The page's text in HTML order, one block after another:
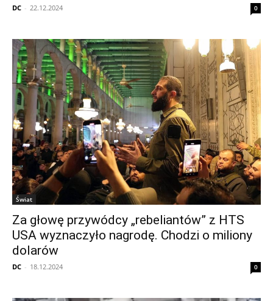
DC - 22.12.2024 0
Świat
Za głowę przywódcy „rebeliantów” z HTS
USA wyznaczyło nagrodę. Chodzi o miliony
dolarów
DC - 18.12.2024 0